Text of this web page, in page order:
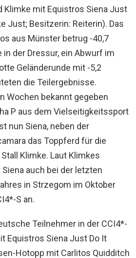
Klimke mit Equistros Siena Just
Just; Besitzerin: Reiterin). Das
aus Münster betrug -40,7
in der Dressur, ein Abwurf im
Geländerunde mit -5,2
die Teilergebnisse.
Wochen bekannt gegeben
P aus dem Vielseitigkeitssport
nun Siena, neben der
das Toppferd für die
Klimke. Laut Klimkes
auch bei der letzten
in Strzegom im Oktober
S an.
Teilnehmer in der CCI4*-
Equistros Siena Just Do It
Hotopp mit Carlitos Quidditch